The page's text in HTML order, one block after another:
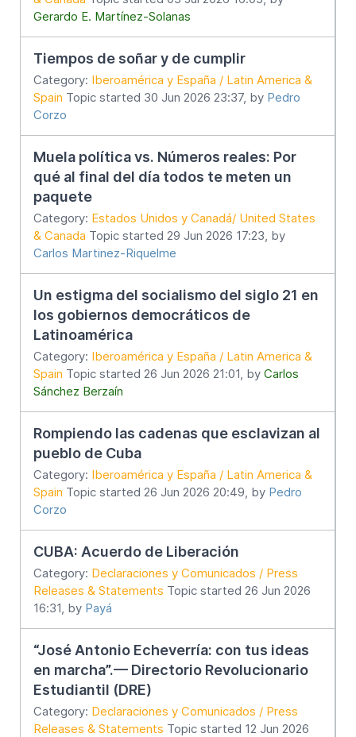
Gerardo E. Martínez-Solanas
Tiempos de soñar y de cumplir
Category: Iberoamérica y España / Latin America &
Spain Topic started 30 Jun 2026 23:37, by Pedro
Corzo
Muela política vs. Números reales: Por
qué al final del día todos te meten un
paquete
Category: Estados Unidos y Canadá/ United States
& Canada Topic started 29 Jun 2026 17:23, by
Carlos Martinez-Riquelme
Un estigma del socialismo del siglo 21 en
los gobiernos democráticos de
Latinoamérica
Category: Iberoamérica y España / Latin America &
Spain Topic started 26 Jun 2026 21:01, by Carlos
Sánchez Berzaín
Rompiendo las cadenas que esclavizan al
pueblo de Cuba
Category: Iberoamérica y España / Latin America &
Spain Topic started 26 Jun 2026 20:49, by Pedro
Corzo
CUBA: Acuerdo de Liberación
Category: Declaraciones y Comunicados / Press
Releases & Statements Topic started 26 Jun 2026
16:31, by Payá
“José Antonio Echeverría: con tus ideas
en marcha”.— Directorio Revolucionario
Estudiantil (DRE)
Category: Declaraciones y Comunicados / Press
Releases & Statements Topic started 12 Jun 2026